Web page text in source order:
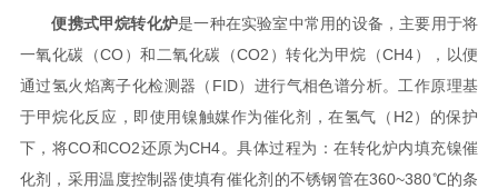
便携式甲烷转化炉是一种在实验室中常用的设备，主要用于将
一氧化碳（CO）和二氧化碳（CO2）转化为甲烷（CH4），以便
通过氢火焰离子化检测器（FID）进行气相色谱分析。工作原理基
于甲烷化反应，即使用镍触媒作为催化剂，在氢气（H2）的保护
下，将CO和CO2还原为CH4。具体过程为：在转化炉内填充镍催
化剂，采用温度控制器使填有催化剂的不锈钢管在360~380℃的条